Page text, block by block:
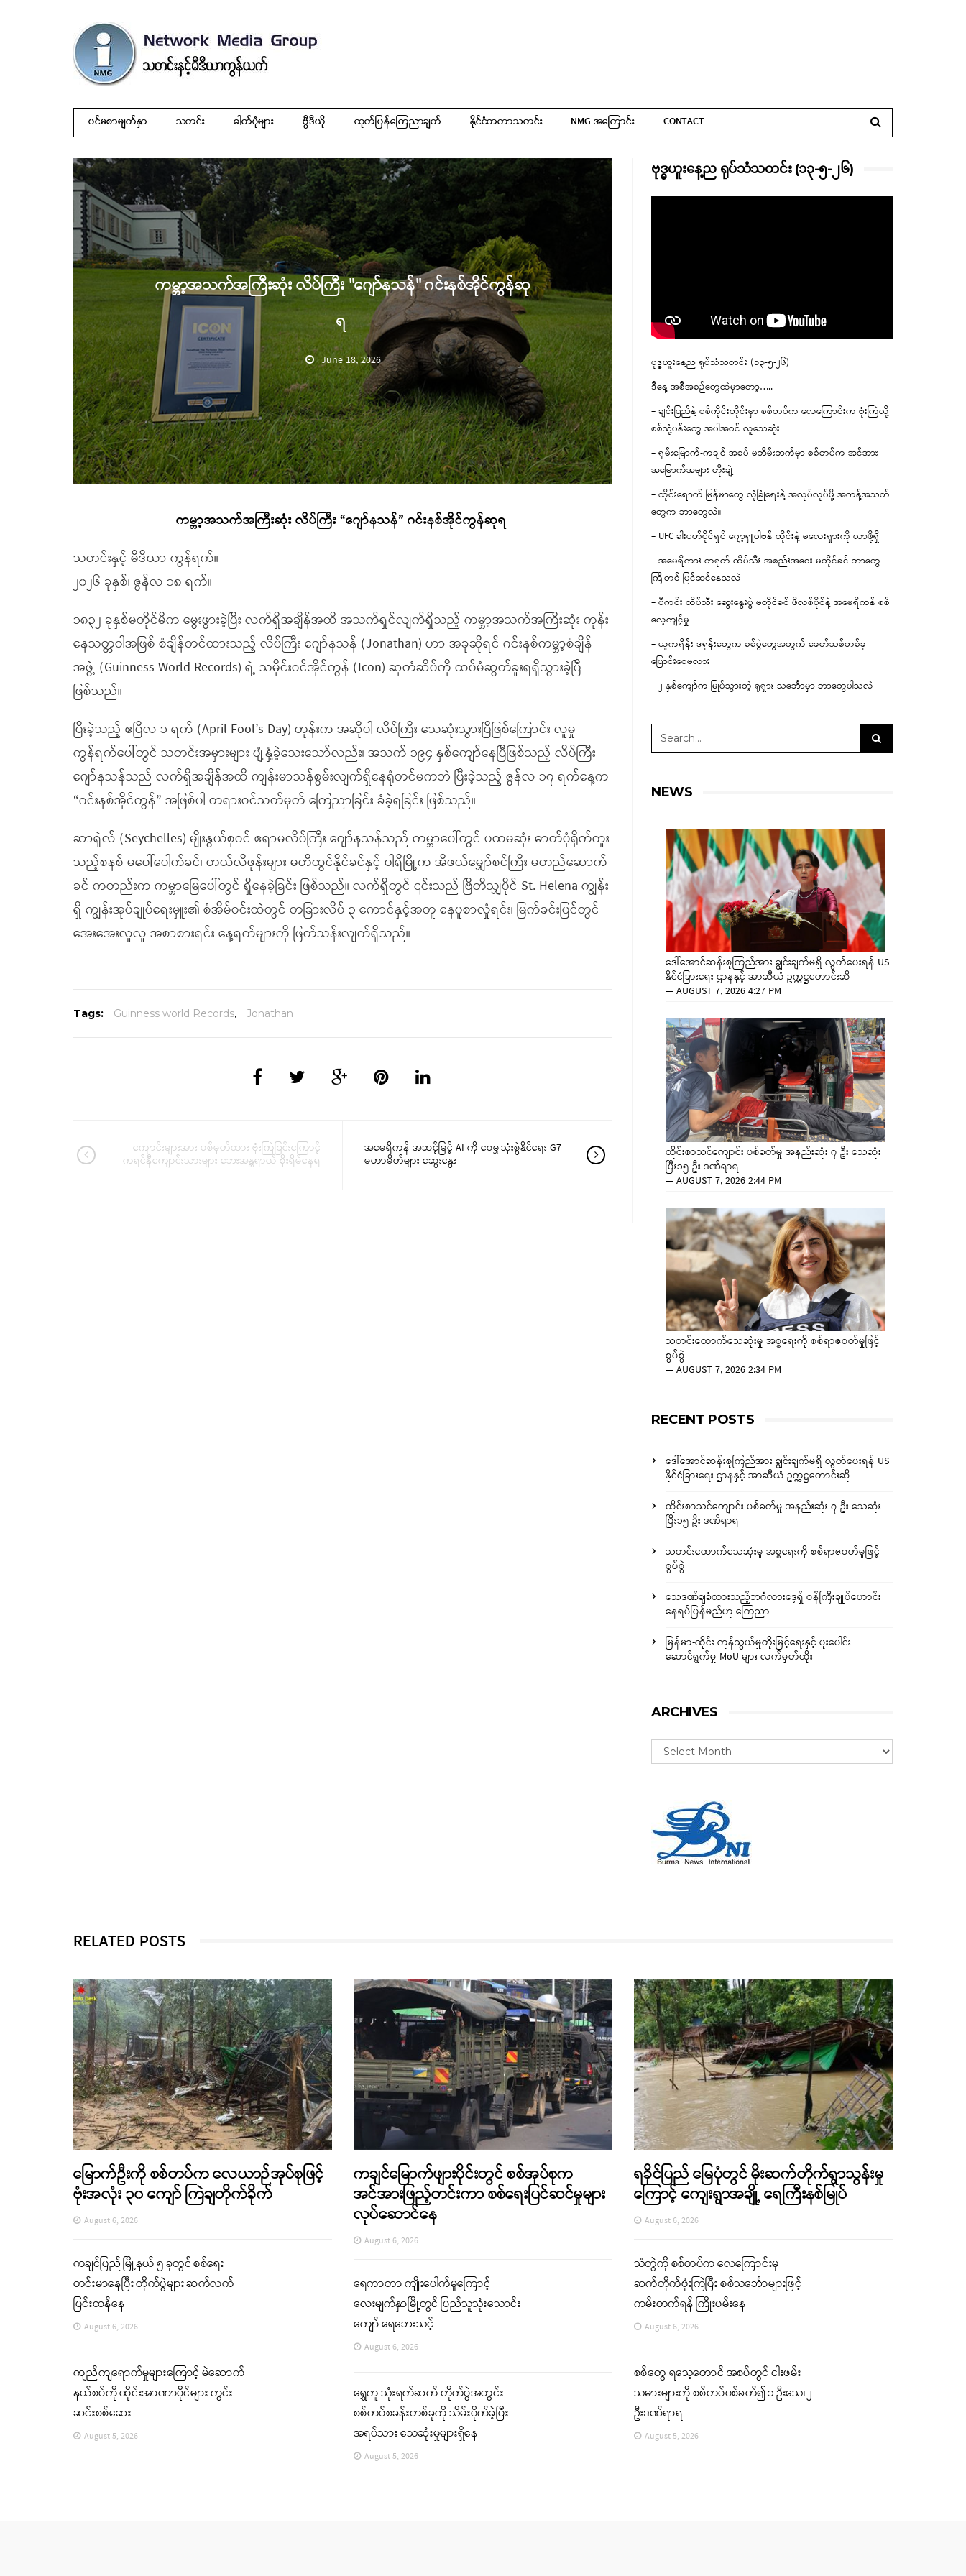
ပင်မစာမျက်နှာ သတင်း ဓါတ်ပုံများ ဗွီဒီယို ထုတ်ပြန်ကြေညာချက် နိုင်ငံတကာသတင်း NMG အကြောင်း CONTACT
ကမ္ဘာ့အသက်အကြီးဆုံး လိပ်ကြီး "ဂျော်နသန်" ဂင်းနစ်အိုင်ကွန်ဆု
ရ
June 18, 2026
ကမ္ဘာ့အသက်အကြီးဆုံး လိပ်ကြီး “ဂျော်နသန်” ဂင်းနစ်အိုင်ကွန်ဆုရ
သတင်းနှင့် မီဒီယာ ကွန်ရက်။
၂၀၂၆ ခုနှစ်၊ ဇွန်လ ၁၈ ရက်။
၁၈၃၂ ခုနှစ်မတိုင်မီက မွေးဖွားခဲ့ပြီး လက်ရှိအချိန်အထိ အသက်ရှင်လျက်ရှိသည့် ကမ္ဘာ့အသက်အကြီးဆုံး ကုန်း
နေသတ္တဝါအဖြစ် စံချိန်တင်ထားသည့် လိပ်ကြီး ဂျော်နသန် (Jonathan) ဟာ အခုဆိုရင် ဂင်းနစ်ကမ္ဘာ့စံချိန်
အဖွဲ့ (Guinness World Records) ရဲ့ သမိုင်းဝင်အိုင်ကွန် (Icon) ဆုတံဆိပ်ကို ထပ်မံဆွတ်ခူးရရှိသွားခဲ့ပြီ
ဖြစ်သည်။
ပြီးခဲ့သည့် ဧပြီလ ၁ ရက် (April Fool’s Day) တုန်းက အဆိုပါ လိပ်ကြီး သေဆုံးသွားပြီဖြစ်ကြောင်း လူမှု
ကွန်ရက်ပေါ်တွင် သတင်းအမှားများ ပျံ့နှံ့ခဲ့သေးသော်လည်း၊ အသက် ၁၉၄ နှစ်ကျော်နေပြီဖြစ်သည့် လိပ်ကြီး
ဂျော်နသန်သည် လက်ရှိအချိန်အထိ ကျန်းမာသန်စွမ်းလျက်ရှိနေရုံတင်မကဘဲ ပြီးခဲ့သည့် ဇွန်လ ၁၇ ရက်နေ့က
“ဂင်းနစ်အိုင်ကွန်” အဖြစ်ပါ တရားဝင်သတ်မှတ် ကြေညာခြင်း ခံခဲ့ရခြင်း ဖြစ်သည်။
ဆာရှဲလ် (Seychelles) မျိုးနွယ်စုဝင် ဧရာမလိပ်ကြီး ဂျော်နသန်သည် ကမ္ဘာပေါ်တွင် ပထမဆုံး ဓာတ်ပုံရိုက်ကူး
သည့်စနစ် မပေါ်ပေါက်ခင်၊ တယ်လီဖုန်းများ မတီထွင်နိုင်ခင်နှင့် ပါရီမြို့က အီဖယ်မျှော်စင်ကြီး မတည်ဆောက်
ခင် ကတည်းက ကမ္ဘာမြေပေါ်တွင် ရှိနေခဲ့ခြင်း ဖြစ်သည်။ လက်ရှိတွင် ၎င်းသည် ဗြိတိသျှပိုင် St. Helena ကျွန်း
ရှိ ကျွန်းအုပ်ချုပ်ရေးမှူး၏ စံအိမ်ဝင်းထဲတွင် တခြားလိပ် ၃ ကောင်နှင့်အတူ နေပူစာလှုံရင်း၊ မြက်ခင်းပြင်တွင်
အေးအေးလူလူ အစာစားရင်း နေ့ရက်များကို ဖြတ်သန်းလျက်ရှိသည်။
Tags: Guinness world Records, Jonathan
ကျောင်းများအား ပစ်မှတ်ထား ဗုံးကြဲခြင်းကြောင့်
ကရင်နီကျောင်းသားများ ဘေးအန္တရာယ် စိုးရိမ်နေရ
အမေရိကန် အဆင့်မြင့် AI ကို ဝေမျှသုံးစွဲနိုင်ရေး G7
မဟာမိတ်များ ဆွေးနွေး
ဗုဒ္ဓဟူးနေ့ည ရုပ်သံသတင်း (၁၃-၅-၂၆)
ဗုဒ္ဓဟူးနေ့ည ရုပ်သံသတင်း (၁၃-၅-၂၆)
ဒီနေ့ အစီအစဉ်တွေထဲမှာတော့…..
– ချင်းပြည်နဲ့ စစ်ကိုင်းတိုင်းမှာ စစ်တပ်က လေကြောင်းက ဗုံးကြဲလို့
စစ်သုံ့ပန်းတွေ အပါအဝင် လူသေဆုံး
– ရှမ်းမြောက်-ကချင် အစပ် မဘိမ်းဘက်မှာ စစ်တပ်က အင်အား
အမြောက်အများ တိုးချဲ့
– ထိုင်းရောက် မြန်မာတွေ လုံခြုံရေးနဲ့ အလုပ်လုပ်ဖို့ အကန့်အသတ်
တွေက ဘာတွေလဲ။
– UFC ခါးပတ်ပိုင်ရှင် ဂျော့ရှူဝါဗန် ထိုင်းနဲ့ မလေးရှားကို လာဖို့ရှိ
– အမေရိကား-တရုတ် ထိပ်သီး အစည်းအဝေး မတိုင်ခင် ဘာတွေ
ကြိုတင် ပြင်ဆင်နေသလဲ
– ပီကင်း ထိပ်သီး ဆွေးနွေးပွဲ မတိုင်ခင် ဖိလစ်ပိုင်နဲ့ အမေရိကန် စစ်
လေ့ကျင့်မှု
– ယူကရိန်း ဒရုန်းတွေက စစ်ပွဲတွေအတွက် ခေတ်သစ်တစ်ခု
ပြောင်းစေမလား
– ၂ နှစ်ကျော်က မြုပ်သွားတဲ့ ရုရှား သင်္ဘောမှာ ဘာတွေပါသလဲ
NEWS
ဒေါ်အောင်ဆန်းစုကြည်အား ချွင်းချက်မရှိ လွှတ်ပေးရန် US
နိုင်ငံခြားရေး ဌာနနှင့် အာဆီယံ ဥက္ကဋ္ဌတောင်းဆို
—AUGUST 7, 2026 4:27 PM
ထိုင်းစာသင်ကျောင်း ပစ်ခတ်မှု အနည်းဆုံး ၇ ဦး သေဆုံး
ပြီး၁၅ ဦး ဒဏ်ရာရ
—AUGUST 7, 2026 2:44 PM
သတင်းထောက်သေဆုံးမှု အစ္စရေးကို စစ်ရာဇဝတ်မှုဖြင့်
စွပ်စွဲ
—AUGUST 7, 2026 2:34 PM
RECENT POSTS
ဒေါ်အောင်ဆန်းစုကြည်အား ချွင်းချက်မရှိ လွှတ်ပေးရန် US
နိုင်ငံခြားရေး ဌာနနှင့် အာဆီယံ ဥက္ကဋ္ဌတောင်းဆို
ထိုင်းစာသင်ကျောင်း ပစ်ခတ်မှု အနည်းဆုံး ၇ ဦး သေဆုံး
ပြီး၁၅ ဦး ဒဏ်ရာရ
သတင်းထောက်သေဆုံးမှု အစ္စရေးကို စစ်ရာဇဝတ်မှုဖြင့်
စွပ်စွဲ
သေဒဏ်ချခံထားသည့်ဘင်္ဂလားဒေ့ရှ် ဝန်ကြီးချုပ်ဟောင်း
နေရပ်ပြန်မည်ဟု ကြေညာ
မြန်မာ-ထိုင်း ကုန်သွယ်မှုတိုးမြှင့်ရေးနှင့် ပူးပေါင်း
ဆောင်ရွက်မှု MoU များ လက်မှတ်ထိုး
ARCHIVES
RELATED POSTS
မြောက်ဦးကို စစ်တပ်က လေယာဉ်အုပ်စုဖြင့်
ဗုံးအလုံး ၃၀ ကျော် ကြဲချတိုက်ခိုက်
August 6, 2026
ကချင်ပြည် မြို့နယ် ၅ ခုတွင် စစ်ရေး
တင်းမာနေပြီး တိုက်ပွဲများ ဆက်လက်
ပြင်းထန်နေ
August 6, 2026
ကျည်ကျရောက်မှုများကြောင့် မဲဆောက်
နယ်စပ်ကို ထိုင်းအာဏာပိုင်များ ကွင်း
ဆင်းစစ်ဆေး
August 5, 2026
ကချင်မြောက်ဖျားပိုင်းတွင် စစ်အုပ်စုက
အင်အားဖြည့်တင်းကာ စစ်ရေးပြင်ဆင်မှုများ
လုပ်ဆောင်နေ
August 6, 2026
ရေကာတာ ကျိုးပေါက်မှုကြောင့်
လေးမျက်နှာမြို့တွင် ပြည်သူသုံးသောင်း
ကျော် ရေဘေးသင့်
August 6, 2026
ရွှေကူ သုံးရက်ဆက် တိုက်ပွဲအတွင်း
စစ်တပ်စခန်းတစ်ခုကို သိမ်းပိုက်ခဲ့ပြီး
အရပ်သား သေဆုံးမှုများရှိနေ
August 5, 2026
ရခိုင်ပြည် မြေပုံတွင် မိုးဆက်တိုက်ရွာသွန်းမှု
ကြောင့် ကျေးရွာအချို့ ရေကြီးနစ်မြုပ်
August 6, 2026
သံတွဲကို စစ်တပ်က လေကြောင်းမှ
ဆက်တိုက်ဗုံးကြဲပြီး စစ်သင်္ဘောများဖြင့်
ကမ်းတက်ရန် ကြိုးပမ်းနေ
August 6, 2026
စစ်တွေ-ရသေ့တောင် အစပ်တွင် ငါးဖမ်း
သမားများကို စစ်တပ်ပစ်ခတ်၍ ၁ ဦးသေ၊ ၂
ဦးဒဏ်ရာရ
August 5, 2026